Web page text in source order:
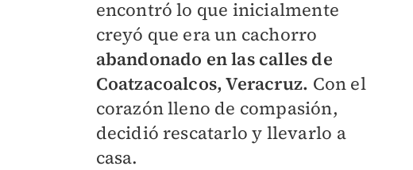
encontró lo que inicialmente
creyó que era un cachorro
abandonado en las calles de
Coatzacoalcos, Veracruz. Con el
corazón lleno de compasión,
decidió rescatarlo y llevarlo a
casa.